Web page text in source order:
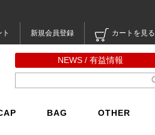
新規会員登録 カートを見る
NEWS / 有益情報
BAG OTHER